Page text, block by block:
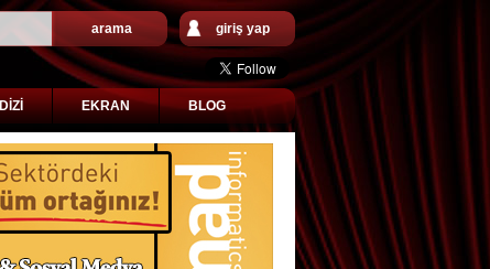
arama giriş yap
DİZİ EKRAN BLOG